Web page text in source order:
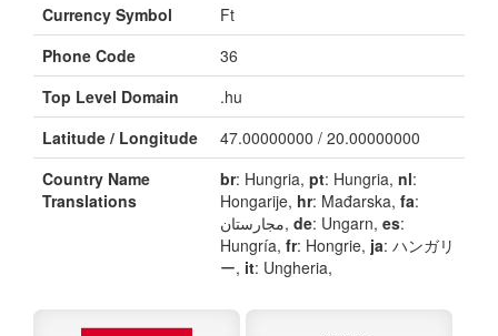
Currency Symbol
Ft
Phone Code
36
Top Level Domain
.hu
Latitude / Longitude
47.00000000 / 20.00000000
Country Name
Translations
br: Hungria, pt: Hungria, nl:
Hongarije, hr: Mađarska, fa:
مجارستان, de: Ungarn, es:
Hungría, fr: Hongrie, ja: ハンガリ
ー, it: Ungheria,